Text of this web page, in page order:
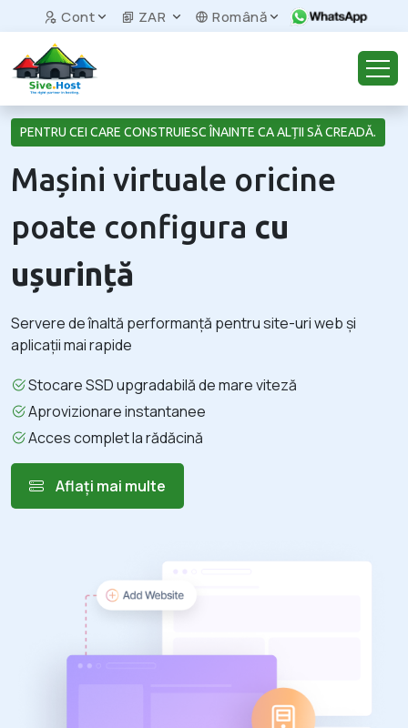
Cont ZAR Română
PENTRU CEI CARE CONSTRUIESC ÎNAINTE CA ALȚII SĂ CREADĂ.
Mașini virtuale oricine
poate configura cu
ușurință
Servere de înaltă performanță pentru site-uri web și
aplicații mai rapide
Stocare SSD upgradabilă de mare viteză
Aprovizionare instantanee
Acces complet la rădăcină
Aflați mai multe